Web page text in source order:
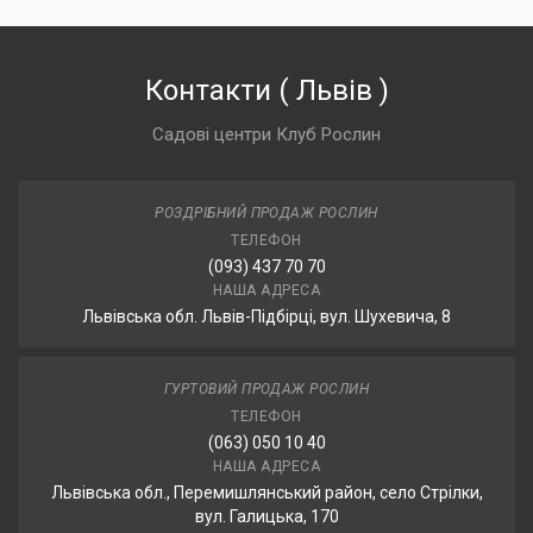
Контакти ( Львів )
Садові центри Клуб Рослин
РОЗДРІБНИЙ ПРОДАЖ РОСЛИН
ТЕЛЕФОН
(093) 437 70 70
НАША АДРЕСА
Львівська обл. Львів-Підбірці, вул. Шухевича, 8
ГУРТОВИЙ ПРОДАЖ РОСЛИН
ТЕЛЕФОН
(063) 050 10 40
НАША АДРЕСА
Львівська обл., Перемишлянський район, село Стрілки,
вул. Галицька, 170